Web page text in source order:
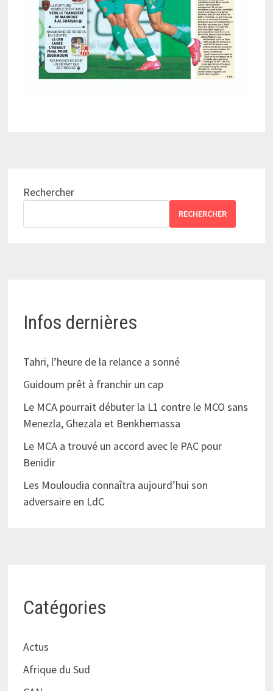
Rechercher
RECHERCHER
Infos dernières
Tahri, l’heure de la relance a sonné
Guidoum prêt à franchir un cap
Le MCA pourrait débuter la L1 contre le MCO sans
Menezla, Ghezala et Benkhemassa
Le MCA a trouvé un accord avec le PAC pour
Benidir
Les Mouloudia connaîtra aujourd’hui son
adversaire en LdC
Catégories
Actus
Afrique du Sud